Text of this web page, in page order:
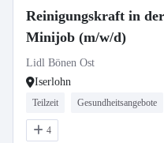
Reinigungskraft in
Minijob (m/w/d)
Lidl Bönen Ost
Iserlohn
Teilzeit Gesundheitsangebote
4